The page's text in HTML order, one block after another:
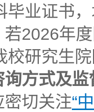
毕业证书
若2026年
校研究生
询方式及
密切关注“